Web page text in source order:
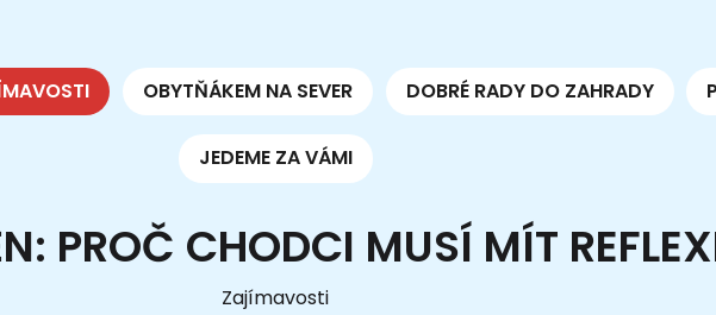
OBYTŇÁKEM NA SEVER DOBRÉ RADY DO ZAHRADY
JEDEME ZA VÁMI
PROČ CHODCI MUSÍ MÍT
Zajímavosti